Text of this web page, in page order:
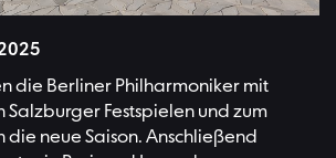
die Berliner Philharmoniker mit
Salzburger Festspielen und zum
die neue Saison. Anschließend